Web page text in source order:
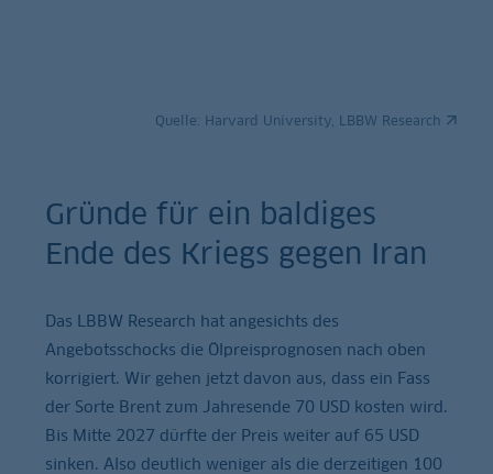
Quelle: Harvard University, LBBW Research
Gründe für ein baldiges
Ende des Kriegs gegen Iran
Das LBBW Research hat angesichts des
Angebotsschocks die Ölpreisprognosen nach oben
korrigiert. Wir gehen jetzt davon aus, dass ein Fass
der Sorte Brent zum Jahresende 70 USD kosten wird.
Bis Mitte 2027 dürfte der Preis weiter auf 65 USD
sinken. Also deutlich weniger als die derzeitigen 100